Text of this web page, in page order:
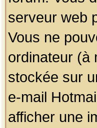
serveur web
Vous ne
ordinateur (à
stockée sur
e-mail
afficher une